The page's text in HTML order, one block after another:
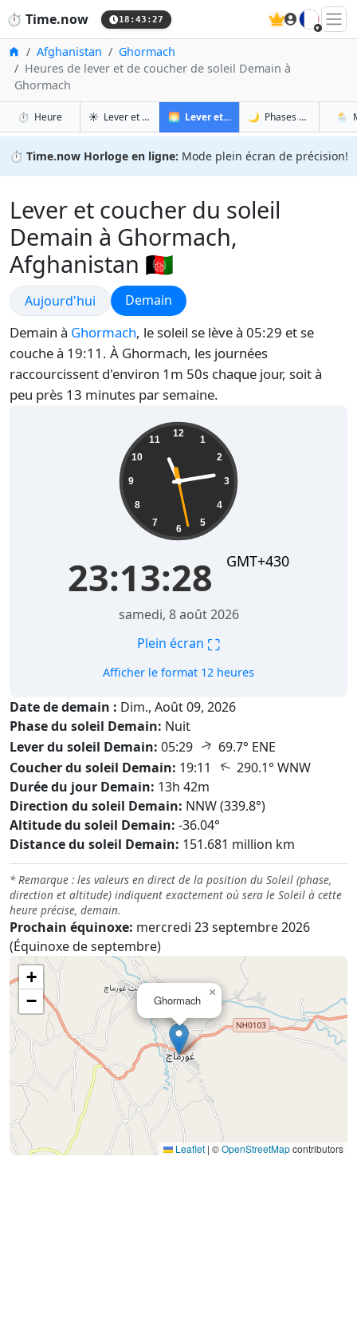
⏱️ Time.now 18:43:28 🇫🇷
Accueil
Afghanistan
Ghormach
Heures de lever et de coucher de soleil Demain à
Ghormach
⏱️ Heureà Ghormach
☀️ Lever et coucher du soleil à Ghormach
🌅 Lever et coucher du soleil demain à
🌙 Phases de la Lune à
🌦️
⏱️ Time.now Horloge en ligne: Mode plein écran de précision!
Lever et coucher du soleil
Demain à Ghormach,
Afghanistan 🇦🇫
Lever et coucher du soleil
Aujourd'hui Lever et coucher du soleil
Demain
Demain à Ghormach, le soleil se lève à 05:29 et se
couche à 19:11. À Ghormach, les journées
raccourcissent d'environ 1m 50s chaque jour, soit à
peu près 13 minutes par semaine.
12
1
2
3
4
5
6
7
8
9
10
11
23:13:29 GMT+430
samedi, 8 août 2026
Plein écran ⛶
Afficher le format 12 heures
Date de demain : Dim., Août 09, 2026
Phase du soleil Demain: Nuit
Lever du soleil Demain: 05:29 ↑ 69.7° ENE
Coucher du soleil Demain: 19:11 ↑ 290.1° WNW
Durée du jour Demain: 13h 42m
Direction du soleil Demain: NNW (339.8°)
Altitude du soleil Demain: -36.04°
Distance du soleil Demain: 151.681 million km
* Remarque : les valeurs en direct de la position du Soleil (phase,
direction et altitude) indiquent exactement où sera le Soleil à cette
heure précise, demain.
Prochain équinoxe: mercredi 23 septembre 2026
(Équinoxe de septembre)
Ghormach
×
+
−
Leaflet | ©OpenStreetMapcontributors